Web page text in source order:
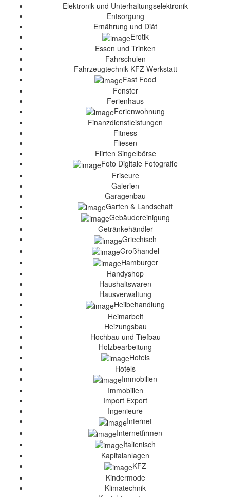
Elektronik und Unterhaltungselektronik
Entsorgung
Ernährung und Diät
Erotik
Essen und Trinken
Fahrschulen
Fahrzeugtechnik KFZ Werkstatt
Fast Food
Fenster
Ferienhaus
Ferienwohnung
Finanzdienstleistungen
Fitness
Fliesen
Flirten Singelbörse
Foto Digitale Fotografie
Friseure
Galerien
Garagenbau
Garten & Landschaft
Gebäudereinigung
Getränkehändler
Griechisch
Großhandel
Hamburger
Handyshop
Haushaltswaren
Hausverwaltung
Heilbehandlung
Heimarbeit
Heizungsbau
Hochbau und Tiefbau
Holzbearbeitung
Hotels
Hotels
Immobilien
Immobilien
Import Export
Ingenieure
Internet
Internetfirmen
Italienisch
Kapitalanlagen
KFZ
Kindermode
Klimatechnik